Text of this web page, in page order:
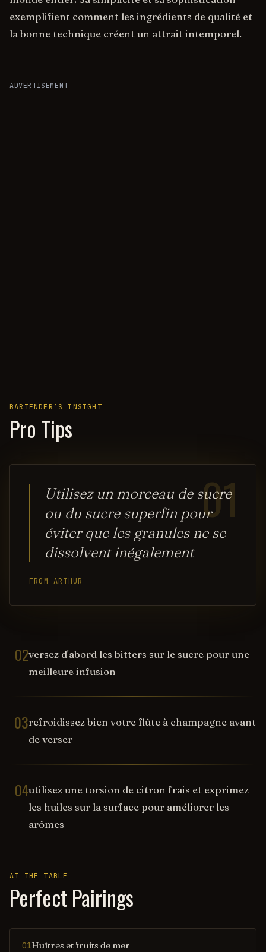
exemplifient comment les ingrédients de qualité et
la bonne technique créent un attrait intemporel.
ADVERTISEMENT
BARTENDER’S INSIGHT
Pro Tips
01
Utilisez un morceau de sucre
ou du sucre superfin pour
éviter que les granules ne se
dissolvent inégalement
FROM ARTHUR
02versez d'abord les bitters sur le sucre pour une
meilleure infusion
03refroidissez bien votre flûte à champagne avant
de verser
04utilisez une torsion de citron frais et exprimez
les huiles sur la surface pour améliorer les
arômes
AT THE TABLE
Perfect Pairings
01Huîtres et fruits de mer